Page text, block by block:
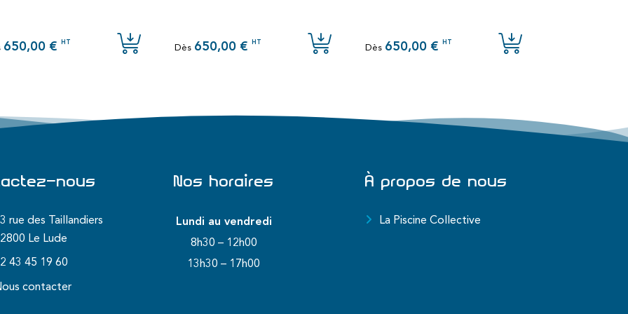
650,00 € HT
Dès 650,00 € HT
Dès 650,00 € HT
nous
rue des Taillandiers
Le Lude
43 45 19 60
contacter
Nos horaires
Lundi au vendredi
8h30 – 12h00
13h30 – 17h00
À propos de nous
La Piscine Collective